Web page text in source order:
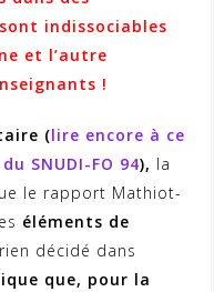
indissociables
et l’autre
!
(lire encore à ce
SNUDI-FO 94), la
le rapport Mathiot-
éléments de
décidé dans
que, pour la